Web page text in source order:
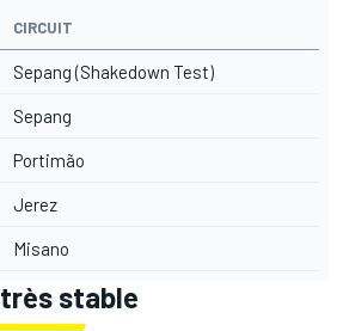
CIRCUIT
Sepang (Shakedown Test)
Sepang
Portimão
Jerez
Misano
stable